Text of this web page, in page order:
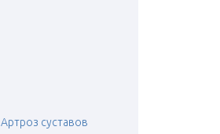
Артроз суставов